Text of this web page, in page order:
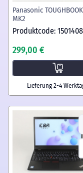
Panasonic
MK2
Produktcode:
299,00 €
Lieferung 2-4